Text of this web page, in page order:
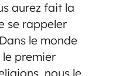
aurez fait la
se rappeler
le monde
premier
nous le